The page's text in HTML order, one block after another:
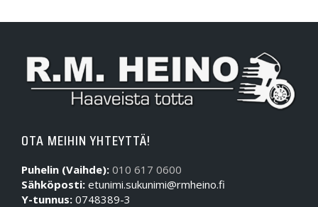
OTA MEIHIN YHTEYTTÄ!
Puhelin (Vaihde): 010 617 0600
Sähköposti: etunimi.sukunimi@rmheino.fi
Y-tunnus: 0748389-3